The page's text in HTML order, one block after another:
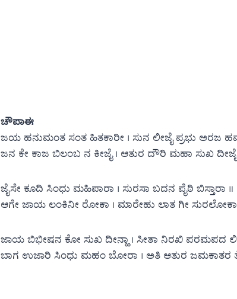
ಚೌಪಾಈ
ಜಯ ಹನುಮಂತ ಸಂತ ಹಿತಕಾರೀ । ಸುನ ಲೀಜೈ ಪ್ರಭು ಅರಜ
ಜನ ಕೇ ಕಾಜ ಬಿಲಂಬ ನ ಕೀಜೈ । ಆತುರ ದೌರಿ ಮಹಾ ಸುಖ
ಜೈಸೇ ಕೂದಿ ಸಿಂಧು ಮಹಿಪಾರಾ । ಸುರಸಾ ಬದನ ಪೈಠಿ ಬಿಸ್ತಾರಾ ॥
ಆಗೇ ಜಾಯ ಲಂಕಿನೀ ರೋಕಾ । ಮಾರೇಹು ಲಾತ ಗೀ ಸುರಲೋಕಾ
ಜಾಯ ಬಿಭೀಷನ ಕೋ ಸುಖ ದೀನ್ಹಾ । ಸೀತಾ ನಿರಖಿ ಪರಮಪದ
ಬಾಗ ಉಜಾರಿ ಸಿಂಧು ಮಹಂ ಬೋರಾ । ಅತಿ ಆತುರ ಜಮಕಾತರ